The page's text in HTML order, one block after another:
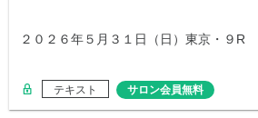
２０２６年５月３１日（日）東京・９R
テキスト サロン会員無料